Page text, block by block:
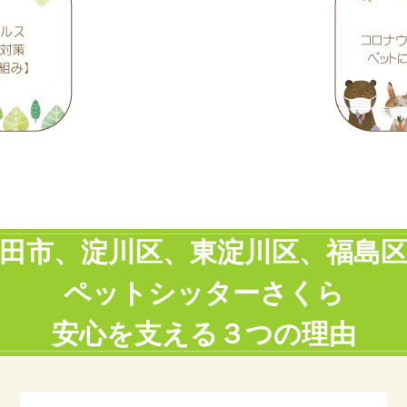
市、淀川区、東淀川区、福島
ペットシッターさくら
安心を支える３つの理由